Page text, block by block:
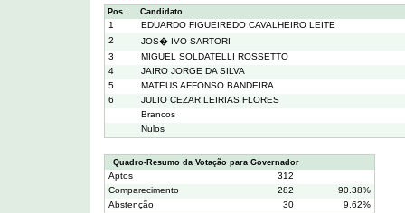
Pos. Candidato
1
EDUARDO FIGUEIREDO CAVALHEIRO LEITE
2
JOS� IVO SARTORI
3
MIGUEL SOLDATELLI ROSSETTO
4
JAIRO JORGE DA SILVA
5
MATEUS AFFONSO BANDEIRA
6
JULIO CEZAR LEIRIAS FLORES
Brancos
Nulos
Quadro-Resumo da Votação para Governador
Aptos
312
Comparecimento
282
90.38%
Abstenção
30 9.62%